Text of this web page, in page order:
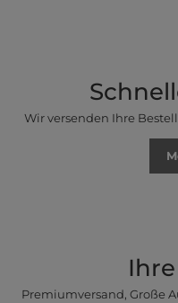
Wir versenden Ihre
Premiumversand, Große